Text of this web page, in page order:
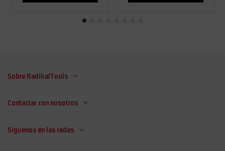
Sobre RadikalTools
Contactar con nosotros
Síguenos en las redes